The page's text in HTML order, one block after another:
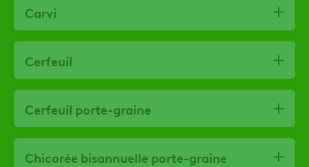
Carvi
Cerfeuil
Cerfeuil porte-graine
Chicorée bisannuelle porte-graine